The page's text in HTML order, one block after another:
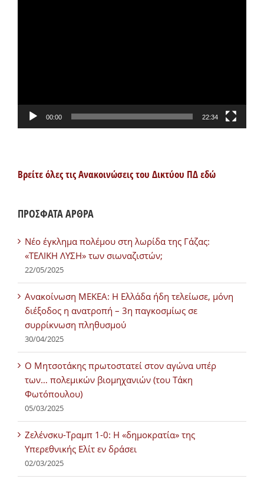
00:00 22:34
Βρείτε όλες τις Ανακοινώσεις του Δικτύου ΠΔ εδώ
ΠΡΟΣΦΑΤΑ ΑΡΘΡΑ
Νέο έγκλημα πολέμου στη λωρίδα της Γάζας:
«ΤΕΛΙΚΗ ΛΥΣΗ» των σιωναζιστών;
22/05/2025
Ανακοίνωση ΜΕΚΕΑ: Η Ελλάδα ήδη τελείωσε, μόνη
διέξοδος η ανατροπή – 3η παγκοσμίως σε
συρρίκνωση πληθυσμού
30/04/2025
Ο Μητσοτάκης πρωτοστατεί στον αγώνα υπέρ
των… πολεμικών βιομηχανιών (του Τάκη
Φωτόπουλου)
05/03/2025
Ζελένσκυ-Τραμπ 1-0: Η «δημοκρατία» της
Υπερεθνικής Ελίτ εν δράσει
02/03/2025